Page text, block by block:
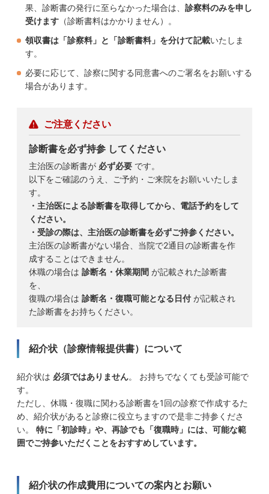
果、診断書の発行に至らなかった場合は、 診察料のみを申し
受けます （診断書料はかかりません）。
領収書は「診察料」と「診断書料」を分けて記載いたしま
す。
必要に応じて、診察に関する同意書へのご署名をお願いする
場合があります。
ご注意ください
診断書を必ず持参 してください
主治医の診断書が 必ず必要 です。
以下をご確認のうえ、ご予約・ご来院をお願いいたしま
す。
・主治医による診断書を取得してから、電話予約をして
ください。
・受診の際は、主治医の診断書を必ずご持参ください。
主治医の診断書がない場合、当院で2通目の診断書を作
成することはできません。
休職の場合は 診断名・休業期間 が記載された診断書
を、
復職の場合は 診断名・復職可能となる日付 が記載され
た診断書をお持ちください。
紹介状（診療情報提供書）について
紹介状は 必須ではありません。 お持ちでなくても受診可能で
す。
ただし、休職・復職に関わる診断書を1回の診察で作成するた
め、紹介状があると診療に役立ちますので是非ご持参くださ
い。 特に「初診時」や、再診でも「復職時」には、可能な範
囲でご持参いただくことをおすすめしています。
紹介状の作成費用についての案内とお願い